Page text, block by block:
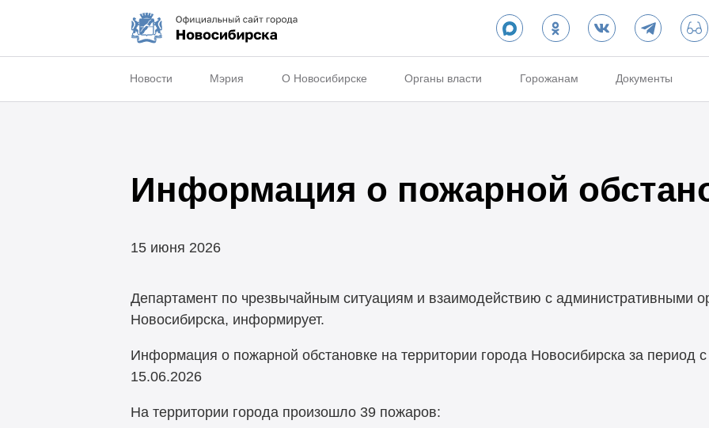
Новости Мэрия О Новосибирске Органы власти Горожанам Документы
Информация о пожарной
15 июня 2026
Департамент по чрезвычайным ситуациям и взаимодействию с административными
Новосибирска, информирует.
Информация о пожарной обстановке на территории города Новосибирска за период
15.06.2026
На территории города произошло 39 пожаров: